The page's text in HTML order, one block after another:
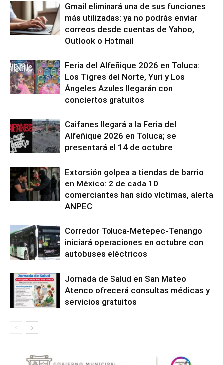
Gmail eliminará una de sus funciones
más utilizadas: ya no podrás enviar
correos desde cuentas de Yahoo,
Outlook o Hotmail
Feria del Alfeñique 2026 en Toluca:
Los Tigres del Norte, Yuri y Los
Ángeles Azules llegarán con
conciertos gratuitos
Caifanes llegará a la Feria del
Alfeñique 2026 en Toluca; se
presentará el 14 de octubre
Extorsión golpea a tiendas de barrio
en México: 2 de cada 10
comerciantes han sido víctimas, alerta
ANPEC
Corredor Toluca-Metepec-Tenango
iniciará operaciones en octubre con
autobuses eléctricos
Jornada de Salud en San Mateo
Atenco ofrecerá consultas médicas y
servicios gratuitos